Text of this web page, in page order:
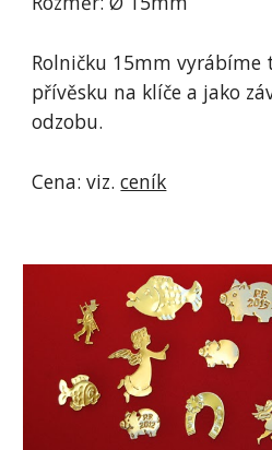
Rolničku 15mm vyrábíme
přívěsku na klíče a jako
odzobu.
Cena: viz. ceník